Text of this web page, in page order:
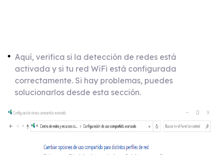
Aquí, verifica si la detección de redes está
activada y si tu red WiFi está configurada
correctamente. Si hay problemas, puedes
solucionarlos desde esta sección.